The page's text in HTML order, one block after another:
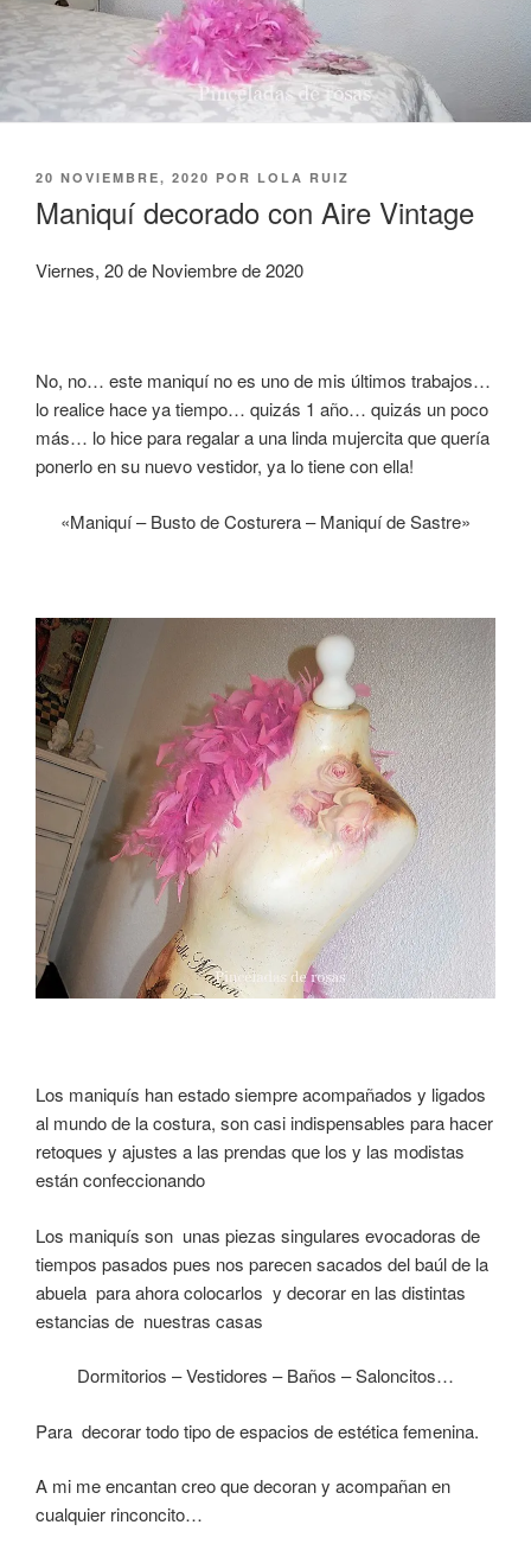
PUBLICADO
20 NOVIEMBRE, 2020 POR LOLA RUIZ
Maniquí decorado con Aire Vintage
Viernes, 20 de Noviembre de 2020
No, no… este maniquí no es uno de mis últimos trabajos…
lo realice hace ya tiempo… quizás 1 año… quizás un poco
más… lo hice para regalar a una linda mujercita que quería
ponerlo en su nuevo vestidor, ya lo tiene con ella!
«Maniquí – Busto de Costurera – Maniquí de Sastre»
Los maniquís han estado siempre acompañados y ligados
al mundo de la costura, son casi indispensables para hacer
retoques y ajustes a las prendas que los y las modistas
están confeccionando
Los maniquís son unas piezas singulares evocadoras de
tiempos pasados pues nos parecen sacados del baúl de la
abuela para ahora colocarlos y decorar en las distintas
estancias de nuestras casas
Dormitorios – Vestidores – Baños – Saloncitos…
Para decorar todo tipo de espacios de estética femenina.
A mi me encantan creo que decoran y acompañan en
cualquier rinconcito…